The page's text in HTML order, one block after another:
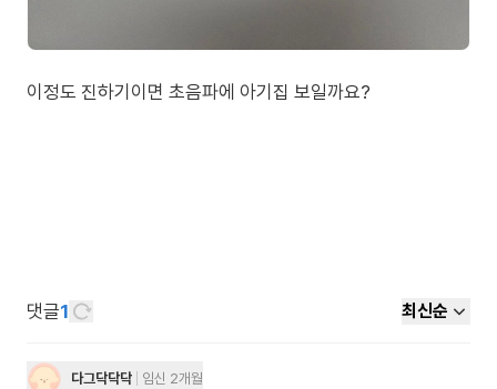
이정도 진하기이면 초음파에 아기집 보일까요?
댓글1 최신순
다그닥닥닥 임신 2개월